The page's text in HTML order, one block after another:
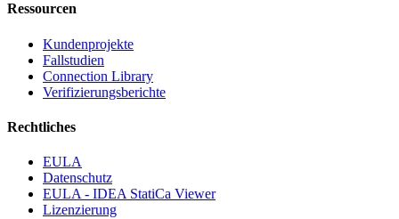
Ressourcen
Kundenprojekte
Fallstudien
Connection Library
Verifizierungsberichte
Rechtliches
EULA
Datenschutz
EULA - IDEA StatiCa Viewer
Lizenzierung